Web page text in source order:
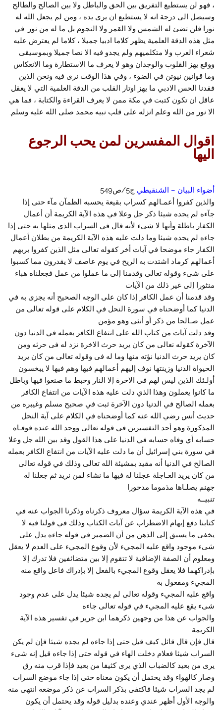
، فهو لن يستطيع التفريق بين الحق والباطل ولا بين الصالح والطالح
وسيصل الى درجة انه لا يستطيع ان يرى يده ، ومن لم يجعل الله له
نورا فلن تضئ له الشمس ولا القمر ولا النجوم بل ما له من نور .في
مثل هذه الدقة العلمية يظهر كلاما ادبيا جميلا ، كلاما لم يعترض عليه
شعراء العرب ولا متكلميهم ولم يجدو فيه الا نصا جميلا وبموسيقى
ووقع يهز القلوب والوجدان وهو لا يعرف ما الاستطارة وما الانعكاس
وما قوانين نيوتن في الضوء ، وفي هذا الوقت نرى فيه ونحن الذين
فقدنا الحس الادبي ما يهز اوتار القلب من الدقة العلمية التي لا يعقل
عاقل ان تكون كتبت في مكة ممن لا يعرف القراءة والكتابة ، فما هي
الا نور من الله وعلم انزله على قلب نبيه محمد صلى الله عليه وسلم.
اقوال المفسرين لمن يحب الرجوع
اليها
أضواء البيان – الشنقيطي ج5/ص549
والذين كفروا أعمـالهم كسراب بقيعة يحسبه الظمآن مآء حتى إذا
جآءه لم يجده شيئا ذكر جل وعلا في هذه الآية الكريمة أن أعمال
الكفار باطلة وأنها لا شىء لأنه قال في السراب الذي مثلها به حتى إذا
جاءه لم يجده شيئا وما دلت عليه هذه الآية الكريمة من بطلان أعمال
الكفار جاء موضحا في آيات أخر كقوله تعالى مثل الذين كفروا بربهم
أعمالهم كرماد اشتدت به الريح في يوم عاصف لا يقدرون مما كسبوا
على شىء وقوله تعالى وقدمنا إلى ما عملوا من عمل فجعلناه هباء
منثورا إلى غير ذلك من الآيات
وقد قدمنا أن عمل الكافر إذا كان على الوجه الصحيح أنه يجزى به في
الدنيا كما أوضحناه في سورة النحل في الكلام على قوله تعالى من
عمل صـالحا من ذكر أو أنثى وهو مؤمن
وقد دلت آيات من كتاب الله على انتفاع الكافر بعمله في الدنيا دون
الآخرة كقوله تعالى من كان يريد حرث الاخرة نزد له فى حرثه ومن
كان يريد حرث الدنيا نؤته منها وما له فى وقوله تعالى من كان يريد
الحيواة الدنيا وزينتها نوف إليهم أعمالهم فيها وهم فيها لا يبخسون
أولـئك الذين ليس لهم فى الاخرة إلا النار وحبط ما صنعوا فيها وباطل
ما كانوا يعملون وهذا الذي دلت عليه هذه الآيات من انتفاع الكافر
بعمله الصالح في الدنيا دون الآخرة ثبت في صحيح مسلم وغيبره من
حديث أنس رضي الله عنه كما أوضحناه في الكلام على آية النحل
المذكورة وهو أحد التفسيرين في قوله تعالى ووجد الله عنده فوفـاه
حسابه أي وفاه حسابه في الدنيا على هذا القول وقد بين الله جل وعلا
في سورة بني إسرائيل أن ما دلت عليه الآيات من انتفاع الكافر بعمله
الصالح في الدنيا أنه مقيد بمشيئة الله تعالى وذلك في قوله تعالى
من كان يريد العـاجلة عجلنا له فيها ما نشاء لمن نريد ثم جعلنا له
جهنم يصلـاها مذموما مدحورا
تنبيــه
في هذه الآية الكريمة سؤال معروف ذكرناه وذكرنا الجواب عنه في
كتابنا دفع إيهام الاضطراب عن آيات الكتاب وذلك في قولنا فيه لا
يخفى ما يسبق إلى الذهن من أن الضمير في قوله جاءه يدل على
شىء موجود واقع عليه المجيء لأن وقوع المجيء على العدم لا يعقل
ومعلوم أن الصفة الإضافية لا تتقوم إلا بين متضائفين فلا تدرك إلا
بإدراكهما فلا يعقل وقوع المجيء بالفعل إلا بإدراك فاعل واقع منه
المجيء ومفعول به
واقع عليه المجيء وقوله تعالى لم يجده شيئا يدل على عدم وجود
شىء يقع عليه المجيء في قوله تعالى جاءه
والجواب عن هذا من وجهين ذكرهما ابن جرير في تفسير هذه الآية
الكريمة
قال فإن قال قائل كيف قيل حتى إذا جاءه لم يجده شيئا فإن لم يكن
السراب شيئا فعلام دخلت الهاء في قوله حتى إذا جاءه قيل إنه شىء
يرى من بعيد كالضباب الذي يرى كثيفا من بعيد فإذا قرب منه رق
وصار كالهواء وقد يحتمل أن يكون معناه حتى إذا جاء موضع السراب
لم يجد السراب شيئا فاكتفى بذكر السراب عن ذكر موضعه انتهى منه
والوجه الأول أظهر عندي وعنده بدليل قوله وقد يحتمل أن يكون